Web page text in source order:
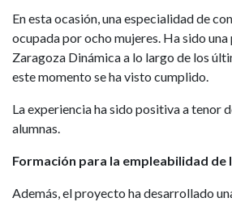
En esta ocasión, una especialidad de
ocupada por ocho mujeres. Ha sido
Zaragoza Dinámica a lo largo de los
este momento se ha visto cumplido.
La experiencia ha sido positiva a tenor
alumnas.
Formación para la empleabilidad de
Además, el proyecto ha desarrollado